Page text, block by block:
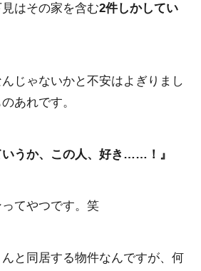
はその家を含む2件しかしてい
じゃないかと不安はよぎりまし
あれです。
いうか、この人、好き……！』
てやつです。笑
と同居する物件なんですが、何